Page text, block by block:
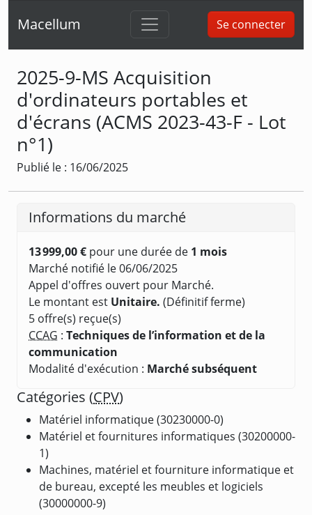
Macellum Se connecter
2025-9-MS Acquisition
d'ordinateurs portables et
d'écrans (ACMS 2023-43-F - Lot
n°1)
Publié le : 16/06/2025
Informations du marché
13 999,00 € pour une durée de 1 mois
Marché notifié le 06/06/2025
Appel d'offres ouvert pour Marché.
Le montant est Unitaire. (Définitif ferme)
5 offre(s) reçue(s)
CCAG : Techniques de l’information et de la
communication
Modalité d'exécution : Marché subséquent
Catégories (CPV)
Matériel informatique (30230000-0)
Matériel et fournitures informatiques (30200000-
1)
Machines, matériel et fourniture informatique et
de bureau, excepté les meubles et logiciels
(30000000-9)